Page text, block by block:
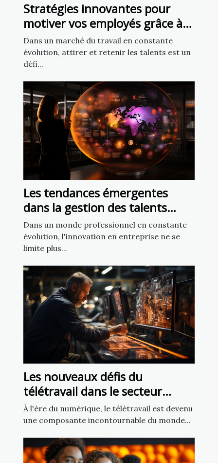
Stratégies innovantes pour
motiver vos employés grâce à
des programmes de fidélisation
efficaces
Dans un marché du travail en constante
évolution, attirer et retenir les talents est un
défi...
Les tendances émergentes
dans la gestion des talents
pour booster l'innovation en
entreprise
Dans un monde professionnel en constante
évolution, l'innovation en entreprise ne se
limite plus...
Les nouveaux défis du
télétravail dans le secteur
industriel : stratégies pour une
transition efficace
À l'ère du numérique, le télétravail est devenu
une composante incontournable du monde...